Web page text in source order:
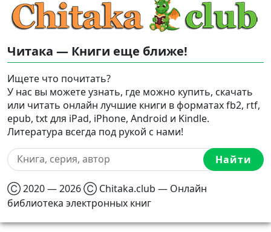
Читака — Книги еще ближе!
Ищете что почитать?
У нас вы можете узнать, где можно купить, скачать
или читать онлайн лучшие книги в форматах fb2, rtf,
epub, txt для iPad, iPhone, Android и Kindle.
Литература всегда под рукой с нами!
Найти
Ⓒ 2020 — 2026 Ⓒ Chitaka.club — Онлайн
библиотека электронных книг